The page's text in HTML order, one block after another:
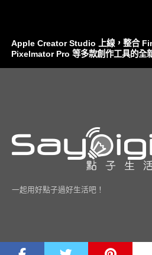
Apple Creator Studio 上線，整合
Pixelmator Pro 等多款創作工具的全
一起用好點子過好生活吧！